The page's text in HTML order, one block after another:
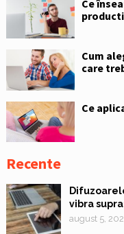
Ce
Cum
care
Ce
Recente
vibra
august 5,